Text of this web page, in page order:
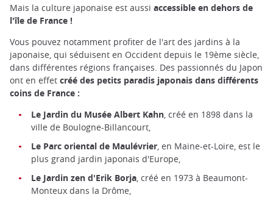
Mais la culture japonaise est aussi accessible en dehors de
l'île de France !
Vous pouvez notamment profiter de l'art des jardins à la
japonaise, qui séduisent en Occident depuis le 19ème siècle,
dans différentes régions françaises. Des passionnés du Japon
ont en effet créé des petits paradis japonais dans différents
coins de France :
Le Jardin du Musée Albert Kahn, créé en 1898 dans la
ville de Boulogne-Billancourt,
Le Parc oriental de Maulévrier, en Maine-et-Loire, est le
plus grand jardin japonais d'Europe,
Le Jardin zen d'Erik Borja, créé en 1973 à Beaumont-
Monteux dans la Drôme,